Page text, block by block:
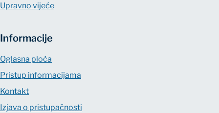
Upravno vijeće
Informacije
Oglasna ploča
Pristup informacijama
Kontakt
Izjava o pristupačnosti